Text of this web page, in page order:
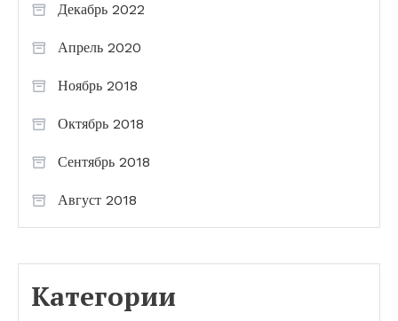
Декабрь 2022
Апрель 2020
Ноябрь 2018
Октябрь 2018
Сентябрь 2018
Август 2018
Категории